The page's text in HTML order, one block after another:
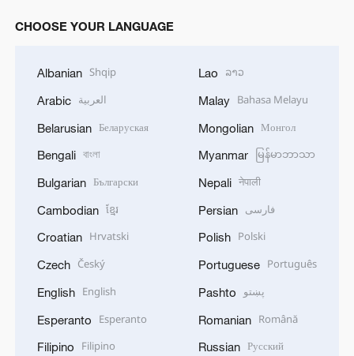
CHOOSE YOUR LANGUAGE
Albanian Shqip
Arabic العربية
Belarusian Беларуская
Bengali বাংলা
Bulgarian Български
Cambodian ខ្មែរ
Croatian Hrvatski
Czech Český
English English
Esperanto Esperanto
Filipino Filipino
Lao ລາວ
Malay Bahasa Melayu
Mongolian Монгол
Myanmar မြန်မာဘာသာ
Nepali नेपाली
Persian فارسی
Polish Polski
Portuguese Português
Pashto پښتو
Romanian Română
Russian Русский